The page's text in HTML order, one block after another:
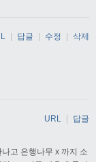
답글 수정 삭제
고 은행나무 x 까지 소
URL 답글